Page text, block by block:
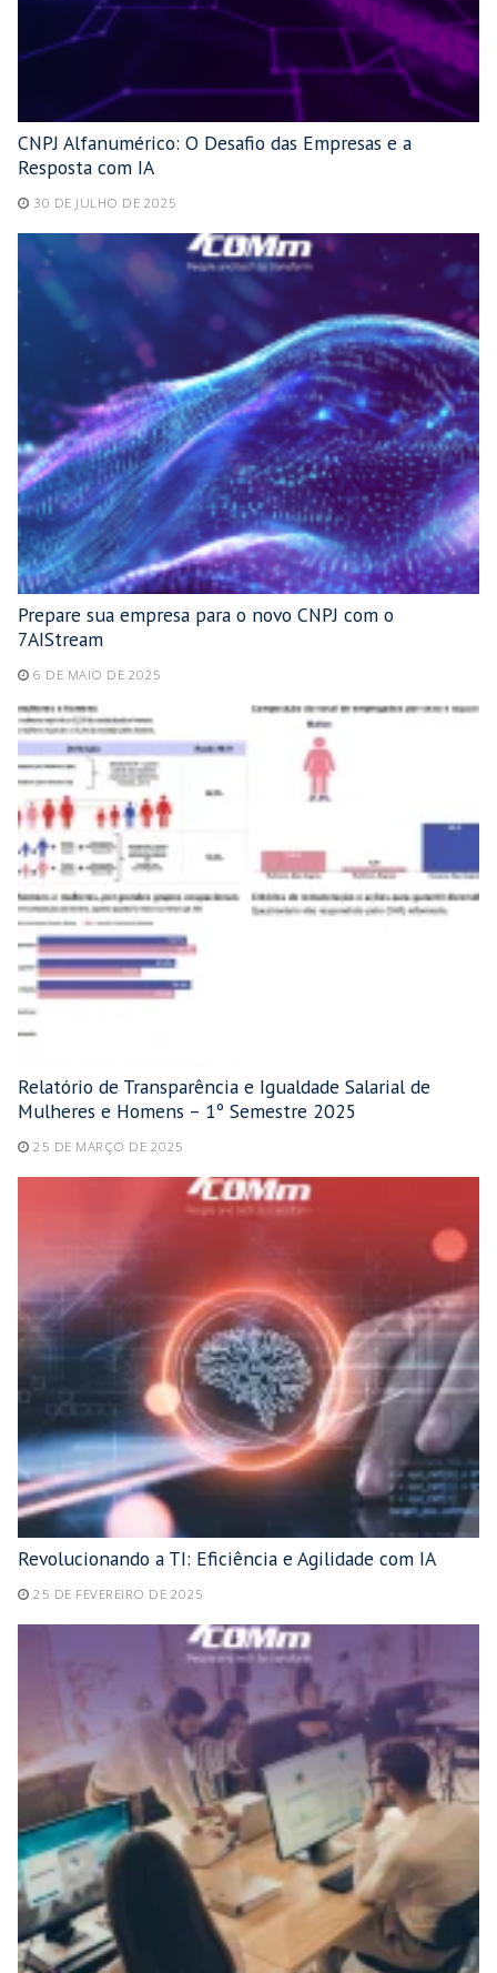
CNPJ Alfanumérico: O Desafio das Empresas e a
Resposta com IA
30 DE JULHO DE 2025
Prepare sua empresa para o novo CNPJ com o
7AIStream
6 DE MAIO DE 2025
Relatório de Transparência e Igualdade Salarial de
Mulheres e Homens – 1º Semestre 2025
25 DE MARÇO DE 2025
Revolucionando a TI: Eficiência e Agilidade com IA
25 DE FEVEREIRO DE 2025